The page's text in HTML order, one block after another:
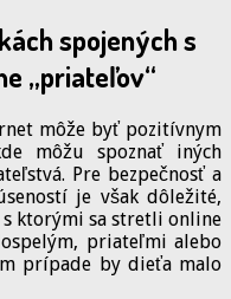
spojených s
„priateľov“
môže byť pozitívnym
môžu spoznať iných
Pre bezpečnosť a
je však dôležité,
ktorými sa stretli online
priateľmi alebo
prípade by dieťa malo